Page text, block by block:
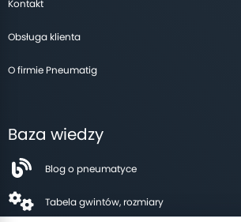
Kontakt
Obsługa klienta
O firmie Pneumatig
Baza wiedzy
Blog o pneumatyce
Tabela gwintów, rozmiary